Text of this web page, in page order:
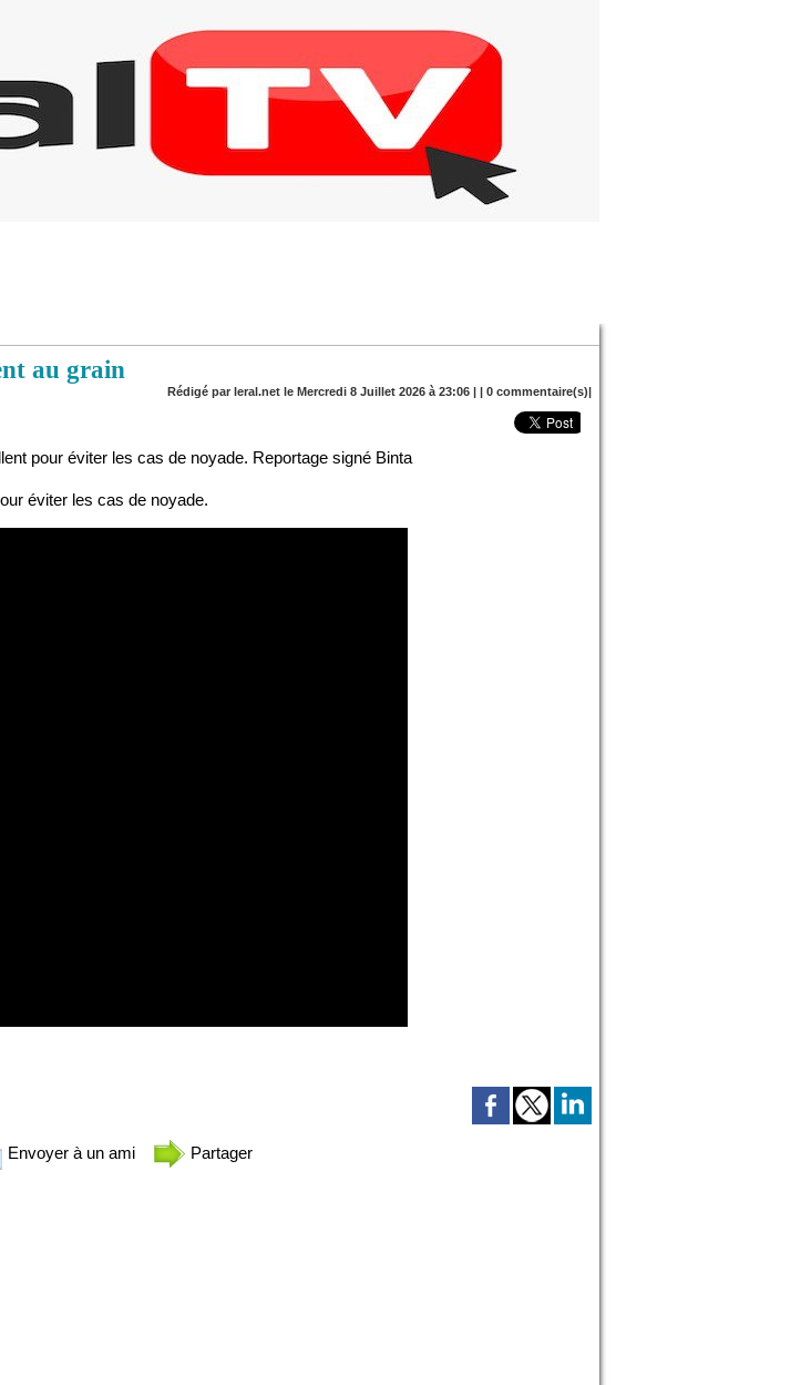
au grain
Rédigé par leral.net le Mercredi 8 Juillet 2026 à 23:06 | | 0 commentaire(s)|
pour éviter les cas de noyade. Reportage signé Binta
éviter les cas de noyade.
Envoyer à un ami Partager